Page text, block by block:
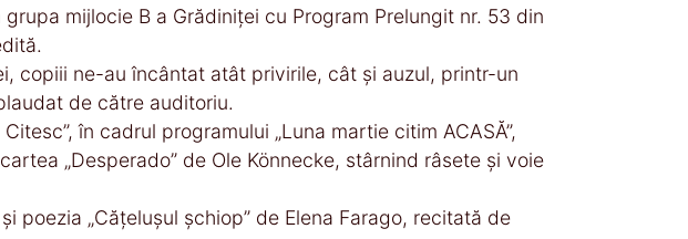
mijlocie B a Grădiniței cu Program Prelungit nr. 53 din
copiii ne-au încântat atât privirile, cât și auzul, printr-un
de către auditoriu.
în cadrul programului „Luna martie citim ACASĂ”,
„Desperado” de Ole Könnecke, stârnind râsete și voie
poezia „Cățelușul șchiop” de Elena Farago, recitată de